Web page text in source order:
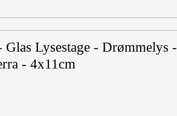
Glas Lysestage - Drømmelys -
- 4x11cm